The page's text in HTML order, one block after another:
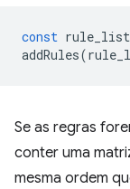
const rule_list
addRules(
Se as regras
conter uma
mesma ordem